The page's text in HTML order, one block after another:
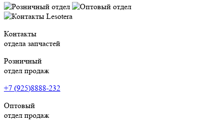
Контакты
отдела запчастей
Розничный
отдел продаж
+7 (925)8888-232
Оптовый
отдел продаж